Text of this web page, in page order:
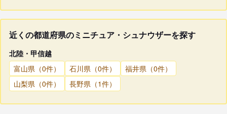
近くの都道府県のミニチュア・シュナウザーを探す
北陸・甲信越
富山県（0件）
石川県（0件）
福井県（0件）
山梨県（0件）
長野県（1件）